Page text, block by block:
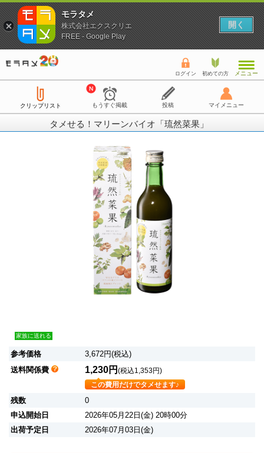
ログイン 初めての方 メニュー
クリップリスト もうすぐ掲載 投稿 マイメニュー
タメせる！マリーンバイオ「琉然菜果」
家族に送れる
参考価格
3,672円(税込)
送料関係費
1,230円 (税込1,353円)
この費用だけでタメせます♪
残数
0
申込開始日
2026年05月22日(金) 20時00分
出荷予定日
2026年07月03日(金)
モラタメ
株式会社エクスクリエ
FREE - Google Play
開く